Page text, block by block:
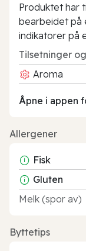
Produktet har
bearbeidet på
indikatorer på
Tilsetninger
Aroma
Åpne i appen
Allergener
Fisk
Gluten
Melk (spor av)
Byttetips